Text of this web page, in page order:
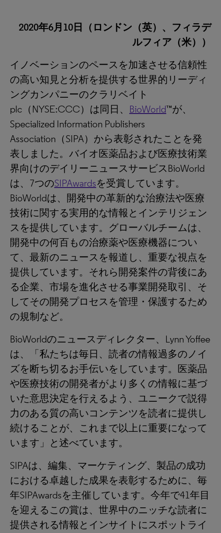
2020年6月10日（ロンドン（英）、フィラデ
ルフィア（米））
イノベーションのペースを加速させる信頼性
の高い知見と分析を提供する世界的リーディ
ングカンパニーのクラリベイト
plc（NYSE:CCC）は同日、 BioWorld™が、
Specialized Information Publishers
Association（SIPA）から表彰されたことを発
表しました。バイオ医薬品および医療技術業
界向けのデイリーニュースサービスBioWorld
は、7つのSIPAwardsを受賞しています。
BioWorldは、開発中の革新的な治療法や医療
技術に関する実用的な情報とインテリジェン
スを提供しています。グローバルチームは、
開発中の何百もの治療薬や医療機器につい
て、最新のニュースを報道し、重要な視点を
提供しています。それら開発案件の背後にあ
る企業、市場を進化させる事業開発取引、そ
してその開発プロセスを管理・保護するため
の規制など。
BioWorldのニュースディレクター、Lynn Yoffee
は、「私たちは毎日、読者の情報過多のノイ
ズを断ち切るお手伝いをしています。医薬品
や医療技術の開発者がより多くの情報に基づ
いた意思決定を行えるよう、ユニークで説得
力のある質の高いコンテンツを読者に提供し
続けることが、これまで以上に重要になって
います」と述べています。
SIPAは、編集、マーケティング、製品の成功
における卓越した成果を表彰するために、毎
年SIPAwardsを主催しています。今年で41年目
を迎えるこの賞は、世界中のニッチな読者に
提供される情報とインサイトにスポットライ